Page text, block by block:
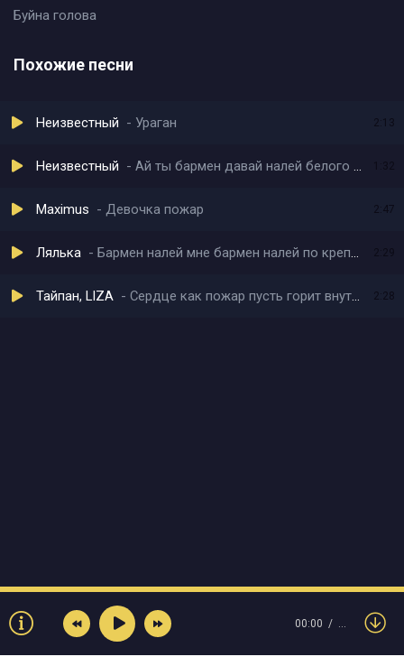
Буйна голова
Похожие песни
Неизвестный Ураган 2:13
Неизвестный Ай ты бармен давай налей белого вина
Maximus Девочка пожар 2:47
Лялька Бармен налей мне бармен налей по крепче
Тайпан, LIZA Сердце как пожар пусть горит внутри 2:28
00:00 …